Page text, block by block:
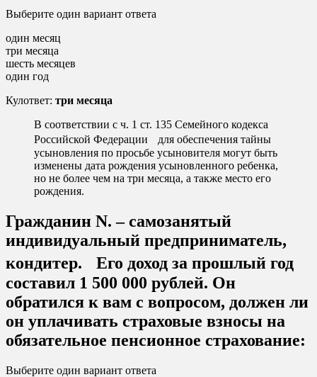
Выберите один вариант ответа
один месяц
три месяца
шесть месяцев
один год
Кулответ: три месяца
В соответствии с ч. 1 ст. 135 Семейного кодекса
Российской Федерации для обеспечения тайны
усыновления по просьбе усыновителя могут быть
изменены дата рождения усыновленного ребенка,
но не более чем на три месяца, а также место его
рождения.
Гражданин N. – самозанятый
индивидуальный предприниматель,
кондитер. Его доход за прошлый год
составил 1 500 000 рублей. Он
обратился к вам с вопросом, должен ли
он уплачивать страховые взносы на
обязательное пенсионное страхование:
Выберите один вариант ответа